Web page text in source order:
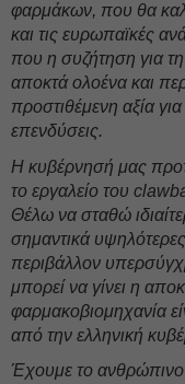
φαρμάκων, που θα
και τις ευρωπαϊκές
που η συζήτηση για
αποκτά ολοένα και
προστιθέμενη αξία
επενδύσεις.
Η κυβέρνησή μας
το εργαλείο του
Θέλω να σταθώ
σημαντικά
περιβάλλον
μπορεί να γίνει η
φαρμακοβιομηχανία
από την ελληνική
Έχουμε το ανθρώπινο